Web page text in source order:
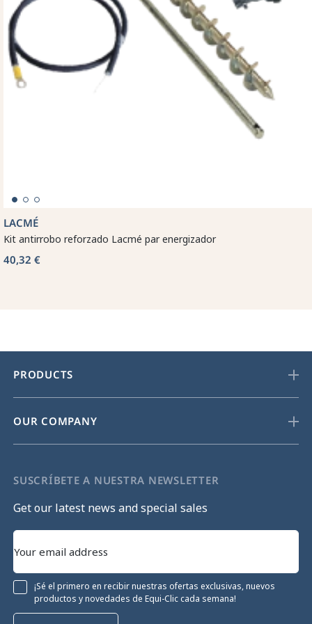
LACMÉ
Kit antirrobo reforzado Lacmé par energizador
40,32 €
PRODUCTS
OUR COMPANY
SUSCRÍBETE A NUESTRA NEWSLETTER
Get our latest news and special sales
¡Sé el primero en recibir nuestras ofertas exclusivas, nuevos
productos y novedades de Equi-Clic cada semana!